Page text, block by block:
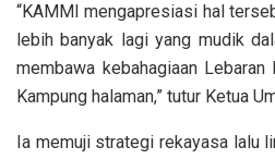
“KAMMI mengapresiasi hal
lebih banyak lagi yang mudik
membawa kebahagiaan
Kampung halaman,” tutur Ketua
Ia memuji strategi rekayasa lalu